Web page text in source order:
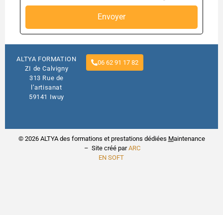
Envoyer
ALTYA FORMATION
ZI de Calvigny
313 Rue de
l’artisanat
59141 Iwuy
06 62 91 17 82
© 2026 ALTYA des formations et prestations dédiées Maintenance
– Site créé parARC
EN SOFT